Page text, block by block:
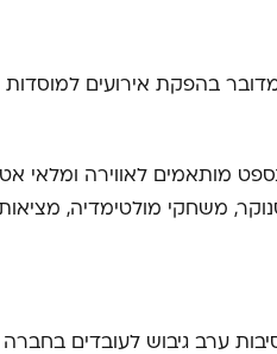
בהפקת אירועים למוסדות
מותאמים לאווירה ומלאי
סנוקר, משחקי מולטימדיה,
ערב גיבוש לעובדים